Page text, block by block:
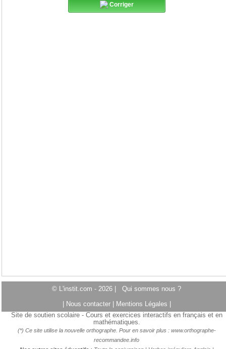
Corriger
© L'instit.com - 2026 | Qui sommes nous ?
Nous contacter Mentions Légales
Site de soutien scolaire - Cours et exercices interactifs en français et en
mathématiques.
(*) Ce site utilise la nouvelle orthographe. Pour en savoir plus : www.orthographe-
recommandee.info